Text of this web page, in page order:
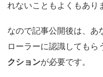
れないこともよくもあり
なので記事公開後は、あ
ローラーに認識してもら
クションが必要です。